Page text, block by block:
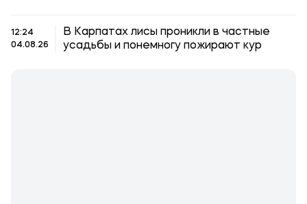
12:24
04.08.26
В Карпатах лисы проникли в частные
усадьбы и понемногу пожирают кур